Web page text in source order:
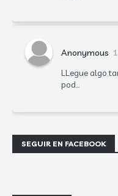
Anonymous
LLegue algo
pod...
SEGUIR EN FACEBOOK